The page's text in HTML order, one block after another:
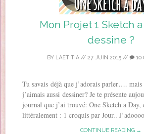
Mon Projet 1 Sketch
dessine ?
BY LAETITIA// 27 JUIN 2015// 10
Tu savais déjà que j’adorais parler…. mais
j’aimais aussi dessiner? Je te présente
journal que j’ai trouvé: One Sketch a
littéralement : 1 croquis par Jour..
CONTINUE READING →